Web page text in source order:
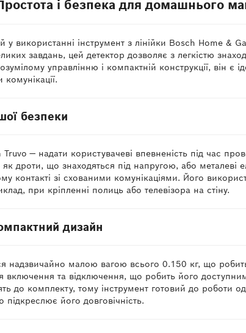
і безпека для домашнього
використанні інструмент з лінійки Bosch Home &
завдань, цей детектор дозволяє з легкістю
управлінню і компактній конструкції,
безпеки
— надати користувачеві впевненість під час
як дроти, що знаходяться під напругою, або
контакті зі схованими комунікаціями. Його
при кріпленні полиць або телевізора на стіну.
дизайн
надзвичайно малою вагою всього 0.150 кг, що
та відключення, що робить його
до комплекту, тому інструмент готовий до роботи
його довговічність.